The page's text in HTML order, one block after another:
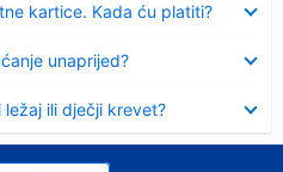
kartice. Kada ću platiti?
unaprijed?
ili dječji krevet?